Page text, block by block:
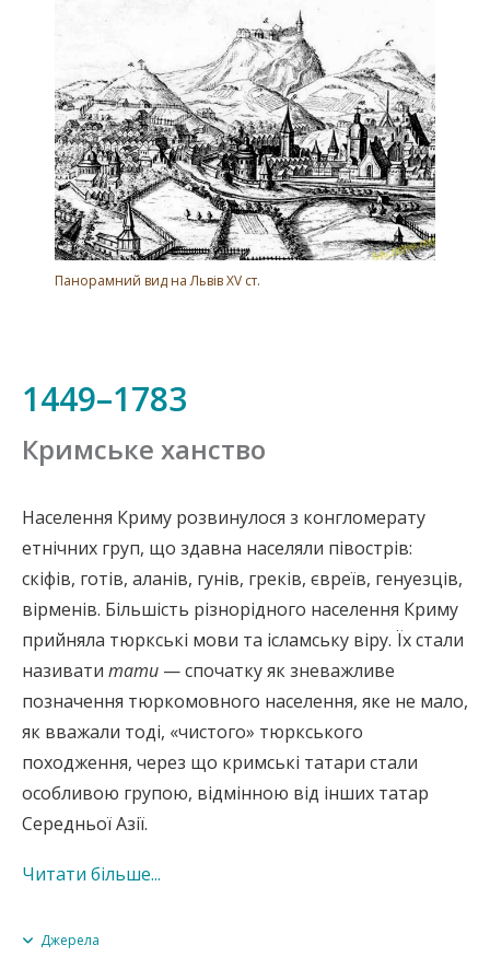
Панорамний вид на Львів XV ст.
1449–1783
Кримське ханство
Населення Криму розвинулося з конгломерату
етнічних груп, що здавна населяли півострів:
скіфів, готів, аланів, гунів, греків, євреїв, генуезців,
вірменів. Більшість різнорідного населення Криму
прийняла тюркські мови та ісламську віру. Їх стали
називати тати — спочатку як зневажливе
позначення тюркомовного населення, яке не мало,
як вважали тоді, «чистого» тюркського
походження, через що кримські татари стали
особливою групою, відмінною від інших татар
Середньої Азії.
Читати більше...
Джерела